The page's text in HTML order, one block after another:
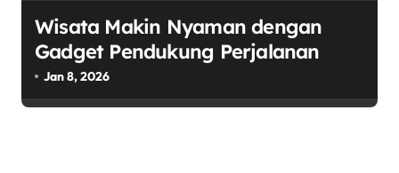
Wisata Makin Nyaman dengan
Gadget Pendukung Perjalanan
Jan 8, 2026